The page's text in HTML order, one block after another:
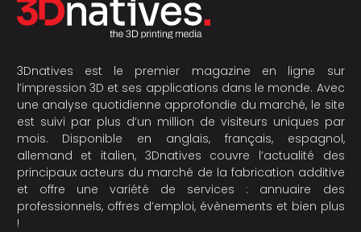
3Dnatives est le premier magazine en ligne sur
l’impression 3D et ses applications dans le monde. Avec
une analyse quotidienne approfondie du marché, le site
est suivi par plus d’un million de visiteurs uniques par
mois. Disponible en anglais, français, espagnol,
allemand et italien, 3Dnatives couvre l’actualité des
principaux acteurs du marché de la fabrication additive
et offre une variété de services : annuaire des
professionnels, offres d’emploi, évènements et bien plus
!